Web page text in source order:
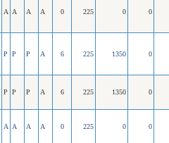
A A A A 0 225 0 0
P P P A 6 225 1350 0
P P P A 6 225 1350 0
A A A A 0 225 0 0